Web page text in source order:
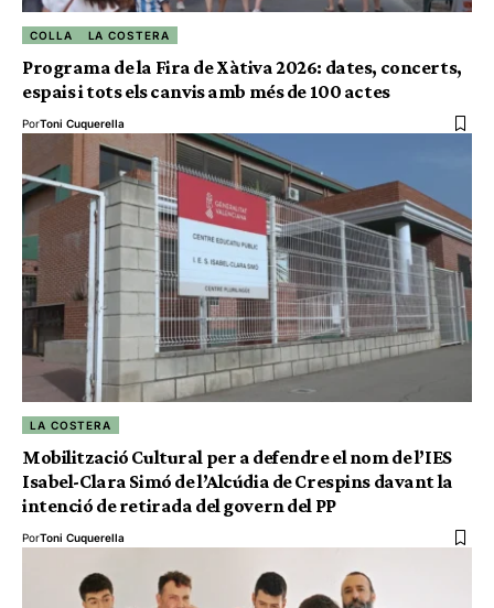
COLLA LA COSTERA
Programa de la Fira de Xàtiva 2026: dates, concerts,
espais i tots els canvis amb més de 100 actes
PorToni Cuquerella
LA COSTERA
Mobilització Cultural per a defendre el nom de l’IES
Isabel-Clara Simó de l’Alcúdia de Crespins davant la
intenció de retirada del govern del PP
PorToni Cuquerella